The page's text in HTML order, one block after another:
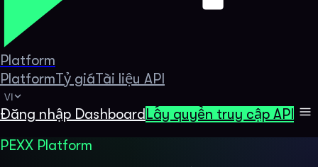
Platform
PlatformTỷ giáTài liệu API
VI
Đăng nhập Dashboard Lấy quyền truy cập API
PEXX Platform